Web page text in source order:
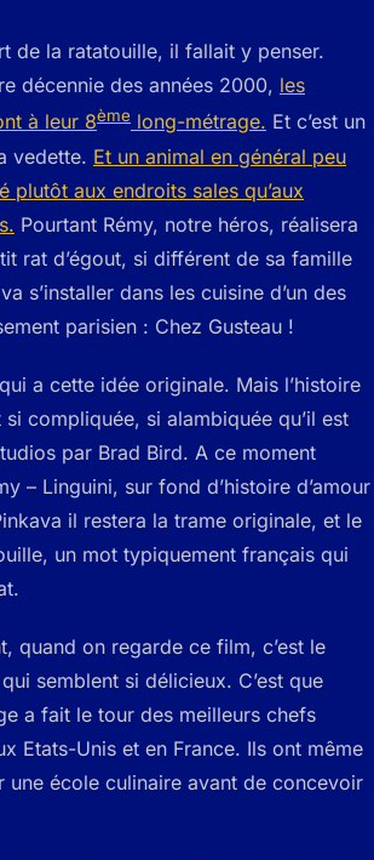
de la ratatouille, il fallait y penser.
décennie des années 2000, les
à leur 8ème long-métrage. Et c’est un
vedette. Et un animal en général peu
plutôt aux endroits sales qu’aux
Pourtant Rémy, notre héros, réalisera
rat d’égout, si différent de sa famille
s’installer dans les cuisine d’un des
parisien : Chez Gusteau !
a cette idée originale. Mais l’histoire
si compliquée, si alambiquée qu’il est
par Brad Bird. A ce moment
– Linguini, sur fond d’histoire d’amour
il restera la trame originale, et le
un mot typiquement français qui
quand on regarde ce film, c’est le
semblent si délicieux. C’est que
a fait le tour des meilleurs chefs
Etats-Unis et en France. Ils ont même
une école culinaire avant de concevoir